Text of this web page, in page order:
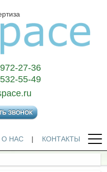
27-36
55-49
О НАС | КОНТАКТЫ